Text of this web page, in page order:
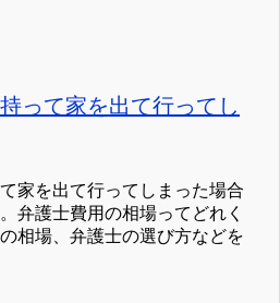
って家を出て行ってし
家を出て行ってしまった場合
弁護士費用の相場ってどれく
相場、弁護士の選び方などを